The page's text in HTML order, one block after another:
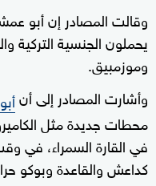
وقالت المصادر إن أبو
يحملون الجنسية التركية
وموزمبيق.
وأشارت المصادر إلى أن
محطات جديدة مثل
في القارة السمراء، في
كداعش والقاعدة وبوكو